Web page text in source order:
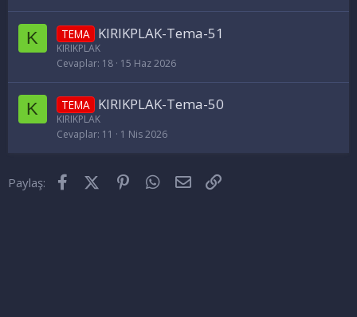
K TEMA KIRIKPLAK-Tema-51
KIRIKPLAK
Cevaplar 18 15 Haz 2026
K TEMA KIRIKPLAK-Tema-50
KIRIKPLAK
Cevaplar 11 1 Nis 2026
Paylaş: FacebookX (Twitter)PinterestWhatsApp
E-posta